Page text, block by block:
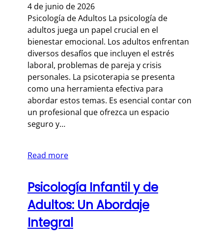
4 de junio de 2026
Psicología de Adultos La psicología de
adultos juega un papel crucial en el
bienestar emocional. Los adultos enfrentan
diversos desafíos que incluyen el estrés
laboral, problemas de pareja y crisis
personales. La psicoterapia se presenta
como una herramienta efectiva para
abordar estos temas. Es esencial contar con
un profesional que ofrezca un espacio
seguro y…
Read more
Psicología Infantil y de
Adultos: Un Abordaje
Integral